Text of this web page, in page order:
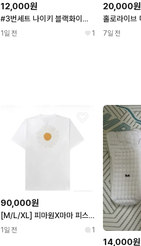
12,000원
#3번세트 나이키 블랙화이트 두툼 이중쿠션 남여공용 베스트 축구 풋살 테니스 등산 러닝양말 스포츠양말 세트
1일 전 1
20,000원
7일 전
90,000원
[M/L/XL] 피마원X마마 피스마마원 티셔츠 화이트
1일 전 1
14,000원